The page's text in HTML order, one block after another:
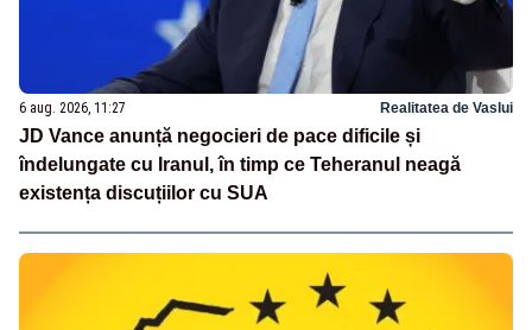
6 aug. 2026, 11:27 Realitatea de Vaslui
JD Vance anunță negocieri de pace dificile și
îndelungate cu Iranul, în timp ce Teheranul neagă
existența discuțiilor cu SUA